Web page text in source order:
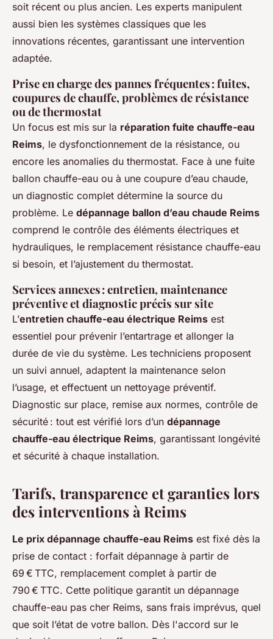
soit récent ou plus ancien. Les experts manipulent
aussi bien les systèmes classiques que les
innovations récentes, garantissant une intervention
adaptée.
Prise en charge des pannes fréquentes : fuites,
coupures de chauffe, problèmes de résistance
ou de thermostat
Un focus est mis sur la réparation fuite chauffe-eau
Reims, le dysfonctionnement de la résistance, ou
encore les anomalies du thermostat. Face à une fuite
ballon chauffe-eau ou à une coupure d’eau chaude,
un diagnostic complet détermine la source du
problème. Le dépannage ballon d’eau chaude Reims
comprend le contrôle des éléments électriques et
hydrauliques, le remplacement résistance chauffe-eau
si besoin, et l’ajustement du thermostat.
Services annexes : entretien, maintenance
préventive et diagnostic précis sur site
L’entretien chauffe-eau électrique Reims est
essentiel pour prévenir l’entartrage et allonger la
durée de vie du système. Les techniciens proposent
un suivi annuel, adaptent la maintenance selon
l’usage, et effectuent un nettoyage préventif.
Diagnostic sur place, remise aux normes, contrôle de
sécurité : tout est vérifié lors d’un dépannage
chauffe-eau électrique Reims, garantissant longévité
et sécurité à chaque installation.
Tarifs, transparence et garanties lors
des interventions à Reims
Le prix dépannage chauffe-eau Reims est fixé dès la
prise de contact : forfait dépannage à partir de
69 € TTC, remplacement complet à partir de
790 € TTC. Cette politique garantit un dépannage
chauffe-eau pas cher Reims, sans frais imprévus, quel
que soit l’état de votre ballon. Dès l'accord sur le